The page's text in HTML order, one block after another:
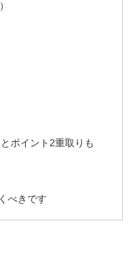
ポイント2重取りも
べきです